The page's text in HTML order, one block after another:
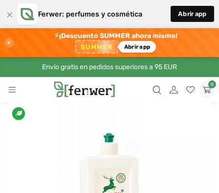
× Ferwer: perfumes y cosmética Abrir app
×
⚡¡Descuento SUMMER ahora mismo!
SUMMER Abrir app
Envío gratis en pedidos superiores a 95 EUR
0